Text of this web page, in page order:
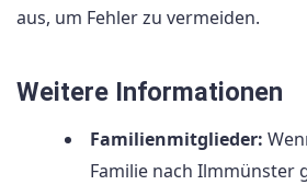
aus, um Fehler zu vermeiden.
Weitere Informationen
Familienmitglieder:
Familie nach Ilmmünster